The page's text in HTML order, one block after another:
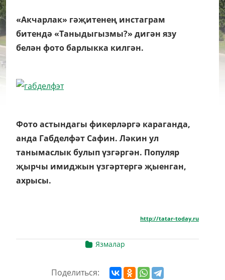
«Акчарлак» гәҗитенең инстаграм
битендә «Таныдыгызмы?» дигән язу
белән фото барлыкка килгән.
Фото астындагы фикерләргә караганда,
анда Габделфәт Сафин. Ләкин ул
танымаслык булып үзгәргән. Популяр
җырчы имиджын үзгәртергә җыенган,
ахрысы.
http://tatar-today.ru
Язмалар
Поделиться: